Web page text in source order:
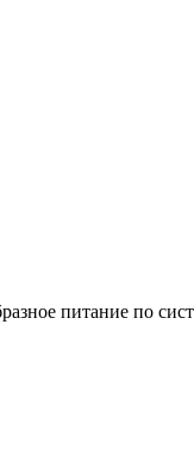
питание по